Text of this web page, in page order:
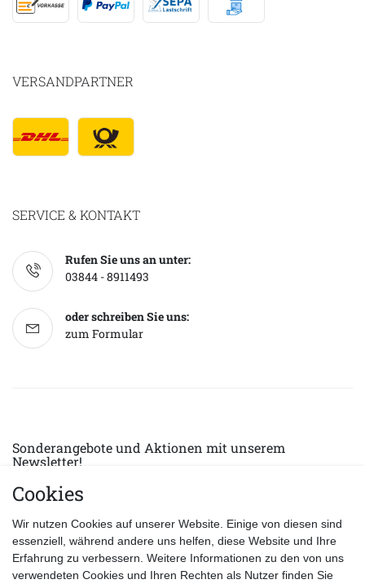
VERSANDPARTNER
SERVICE & KONTAKT
Rufen Sie uns an unter:
03844 - 8911493
oder schreiben Sie uns:
zum Formular
Sonderangebote und Aktionen mit unserem
Newsletter!
E-MAIL *
Datenschutzerklärung
Cookies
Wir nutzen Cookies auf unserer Website. Einige von diesen sind
essenziell, während andere uns helfen, diese Website und Ihre
Erfahrung zu verbessern. Weitere Informationen zu den von uns
verwendeten Cookies und Ihren Rechten als Nutzer finden Sie